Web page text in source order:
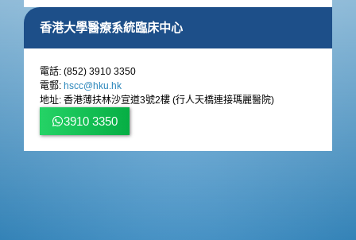
香港大學醫療系統臨床中心
電話: (852) 3910 3350
電郵: hscc@hku.hk
地址: 香港薄扶林沙宣道3號2樓 (行人天橋連接瑪麗醫院)
3910 3350